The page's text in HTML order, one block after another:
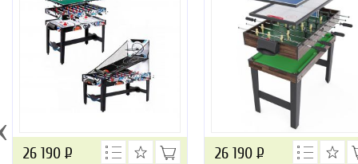
26 190 Р 26 190 Р